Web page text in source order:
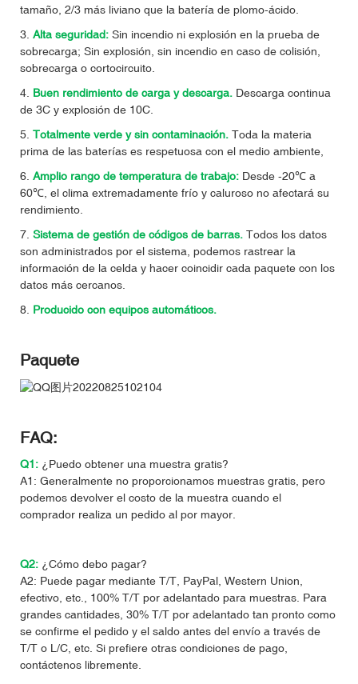
tamaño, 2/3 más liviano que la batería de plomo-ácido.
3. Alta seguridad: Sin incendio ni explosión en la prueba de
sobrecarga; Sin explosión, sin incendio en caso de colisión,
sobrecarga o cortocircuito.
4. Buen rendimiento de carga y descarga. Descarga continua
de 3C y explosión de 10C.
5. Totalmente verde y sin contaminación. Toda la materia
prima de las baterías es respetuosa con el medio ambiente,
6. Amplio rango de temperatura de trabajo: Desde -20℃ a
60℃, el clima extremadamente frío y caluroso no afectará su
rendimiento.
7. Sistema de gestión de códigos de barras. Todos los datos
son administrados por el sistema, podemos rastrear la
información de la celda y hacer coincidir cada paquete con los
datos más cercanos.
8. Producido con equipos automáticos.
Paquete
FAQ:
Q1: ¿Puedo obtener una muestra gratis?
A1: Generalmente no proporcionamos muestras gratis, pero
podemos devolver el costo de la muestra cuando el
comprador realiza un pedido al por mayor.
Q2: ¿Cómo debo pagar?
A2: Puede pagar mediante T/T, PayPal, Western Union,
efectivo, etc., 100% T/T por adelantado para muestras. Para
grandes cantidades, 30% T/T por adelantado tan pronto como
se confirme el pedido y el saldo antes del envío a través de
T/T o L/C, etc. Si prefiere otras condiciones de pago,
contáctenos libremente.